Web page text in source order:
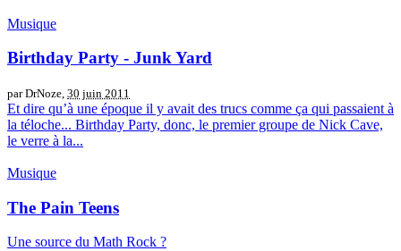
Musique
Birthday Party - Junk Yard
par DrNoze, 30 juin 2011
Et dire qu’à une époque il y avait des trucs comme ça qui passaient à
la téloche... Birthday Party, donc, le premier groupe de Nick Cave,
le verre à la...
Musique
The Pain Teens
Une source du Math Rock ?